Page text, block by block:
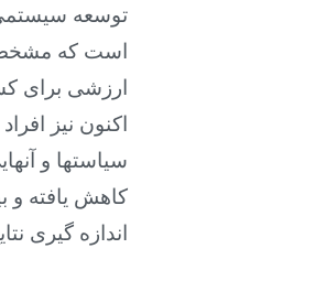
توسعه سیستمی
است که
ارزشی برای
اکنون نیز
سیاستها و
کاهش یافته و
اندازه گیری